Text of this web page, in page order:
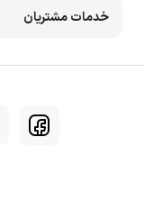
خدمات مشتریان